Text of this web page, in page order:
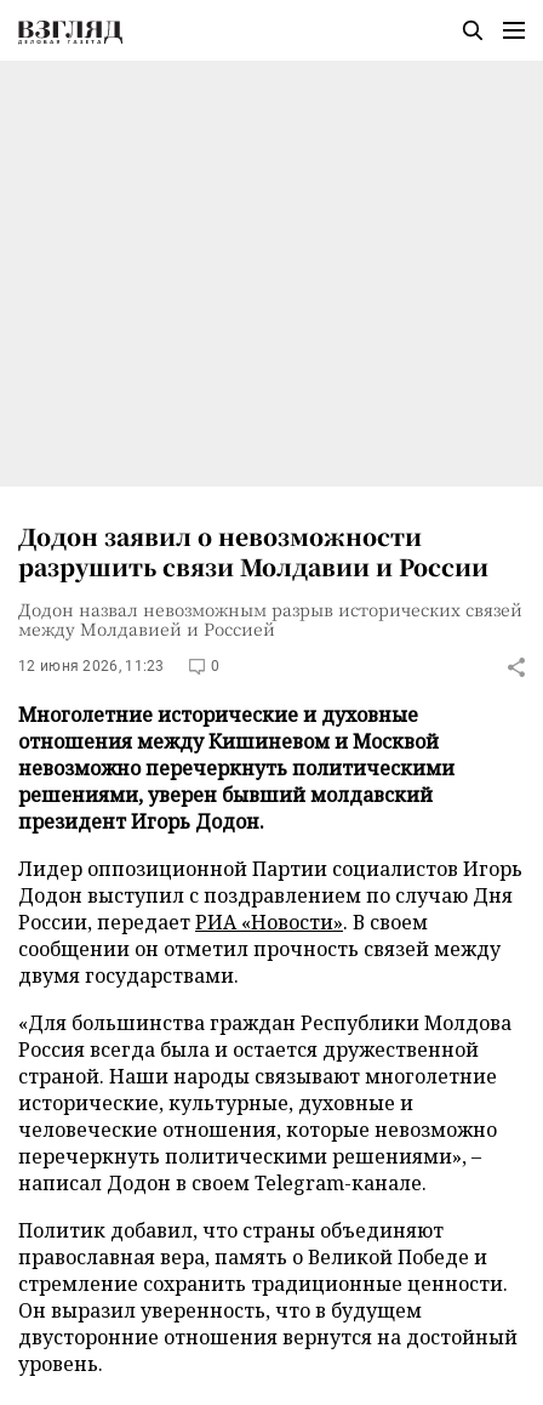
Додон заявил о невозможности
разрушить связи Молдавии и России
Додон назвал невозможным разрыв исторических связей
между Молдавией и Россией
12 июня 2026, 11:23 0
Многолетние исторические и духовные
отношения между Кишиневом и Москвой
невозможно перечеркнуть политическими
решениями, уверен бывший молдавский
президент Игорь Додон.
Лидер оппозиционной Партии социалистов Игорь
Додон выступил с поздравлением по случаю Дня
России, передаетРИА «Новости». В своем
сообщении он отметил прочность связей между
двумя государствами.
«Для большинства граждан Республики Молдова
Россия всегда была и остается дружественной
страной. Наши народы связывают многолетние
исторические, культурные, духовные и
человеческие отношения, которые невозможно
перечеркнуть политическими решениями», –
написал Додон в своем Telegram-канале.
Политик добавил, что страны объединяют
православная вера, память о Великой Победе и
стремление сохранить традиционные ценности.
Он выразил уверенность, что в будущем
двусторонние отношения вернутся на достойный
уровень.